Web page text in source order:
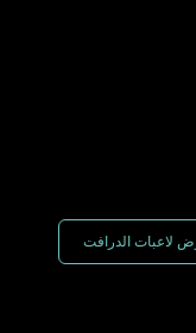
لاعبات الدرافت